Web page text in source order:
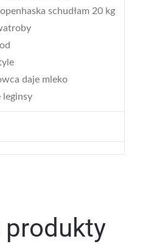
schudłam 20 kg
daje mleko
leginsy
produkty